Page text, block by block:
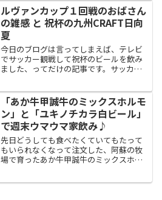
はスッキリでかなり飲みやすくて、私の
好きな日本酒の中で一二を...
ルヴァンカップ１回戦のおばさん
の雑感 と 祝杯の九州CRAFT日向
夏
今日のブログは言ってしまえば、テレビ
でサッカー観戦して祝杯のビールを飲み
ました、ってだけの記事です。サッカー
いますが、夜の１０時近くまで手に汗握
って応援したおばさんの雑...
「あか牛甲誠牛のミックスホルモ
ン」と「ユキノチカラ白ビール」
で週末ウマウマ家飲み♪
先日どうしても食べたくていてもたって
もいられなくなって注文した、阿蘇の牧
場で育ったあか牛甲誠牛のミックスホル